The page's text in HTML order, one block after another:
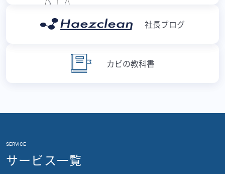
カビの教科書
社長ブログ
SERVICE
サービス一覧